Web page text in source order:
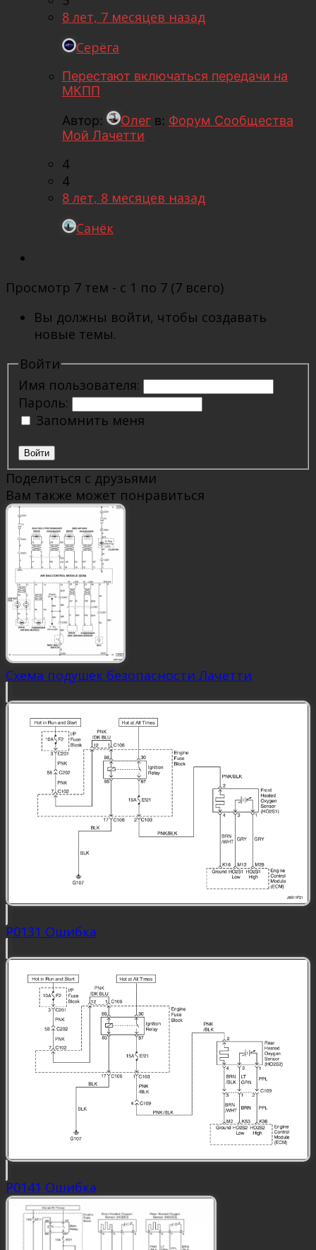
8 лет, 7 месяцев назад
Серёга
Перестают включаться передачи на
МКПП
Автор:
Олег в: Форум Сообщества
Мой Лачетти
4
4
8 лет, 8 месяцев назад
Санёк
Просмотр 7 тем - с 1 по 7 (7 всего)
Вы должны войти, чтобы создавать
новые темы.
Войти
Имя пользователя:
Пароль:
Запомнить меня
Войти
Поделиться с друзьями
Вам также может понравиться
Схема подушек безопасности Лачетти
P0131 Ошибка
P0141 Ошибка